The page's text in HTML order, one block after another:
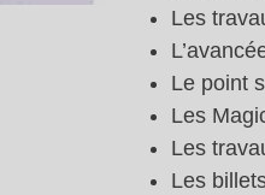
Les
Le point
Les
Les
Les